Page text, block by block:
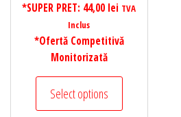
*SUPER PRET: 44,00 lei TVA
Inclus
*Ofertă Competitivă
Monitorizată
Select options